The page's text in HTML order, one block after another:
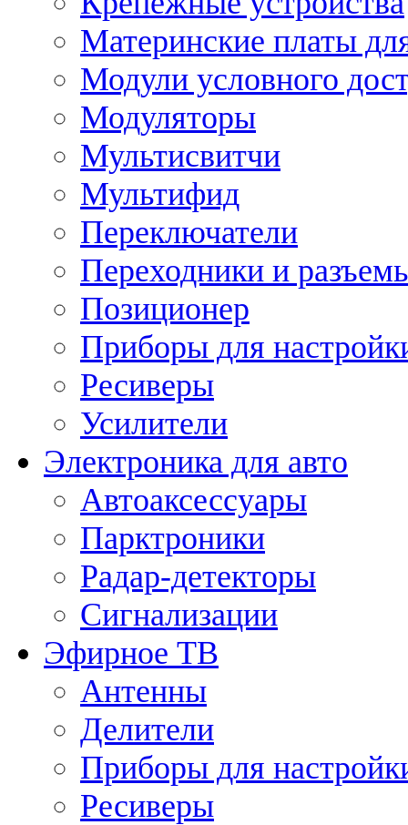
Материнские платы
Модули условного
Модуляторы
Мультисвитчи
Мультифид
Переключатели
Переходники и
Позиционер
Приборы для
Ресиверы
Усилители
Электроника для авто
Автоаксессуары
Парктроники
Радар-детекторы
Сигнализации
Эфирное ТВ
Антенны
Делители
Приборы для
Ресиверы